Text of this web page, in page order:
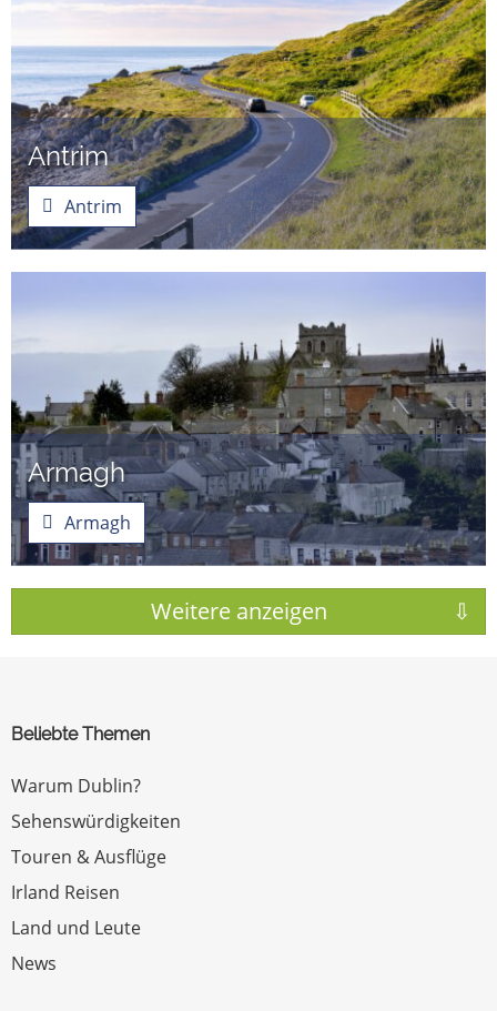
Antrim
Antrim
Armagh
Armagh
Beliebte Themen
Warum Dublin?
Sehenswürdigkeiten
Touren & Ausflüge
Irland Reisen
Land und Leute
News